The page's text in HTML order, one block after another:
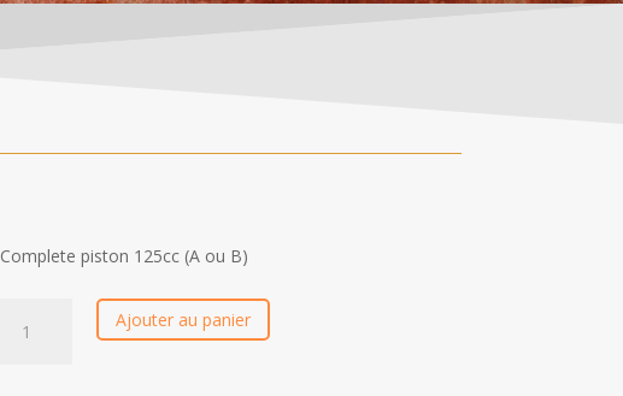
Complete piston 125cc (A ou B)
piston
Ajouter au panier